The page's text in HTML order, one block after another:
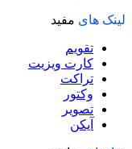
لینک های مفید
تقویم
کارت ویزیت
تراکت
وکتور
تصویر
آیکن